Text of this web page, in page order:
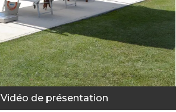
Vidéo de présentation